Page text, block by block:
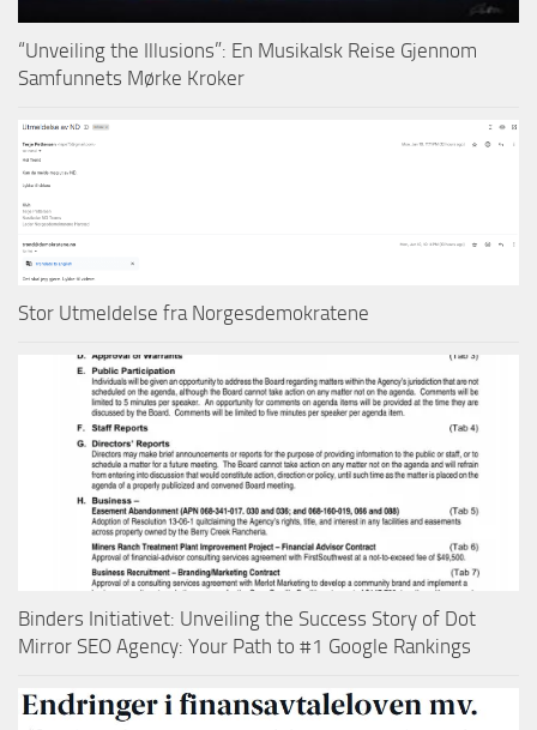
“Unveiling the Illusions”: En Musikalsk Reise Gjennom
Samfunnets Mørke Kroker
Stor Utmeldelse fra Norgesdemokratene
Binders Initiativet: Unveiling the Success Story of Dot
Mirror SEO Agency: Your Path to #1 Google Rankings